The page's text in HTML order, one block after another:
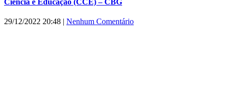
Ciência e Educação (CCE) – CBG
29/12/2022 20:48 Nenhum Comentário